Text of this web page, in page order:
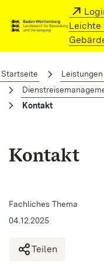
Zum Hauptinhalt
Leichte
Startseite
Kontakt
Fachliches Thema
04.12.2025
Teilen
Kontakt